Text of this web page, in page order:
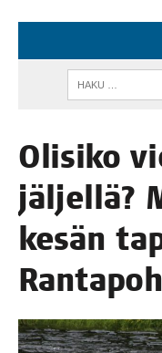
Oli­si­ko
jäl­jel­lä?
kesän